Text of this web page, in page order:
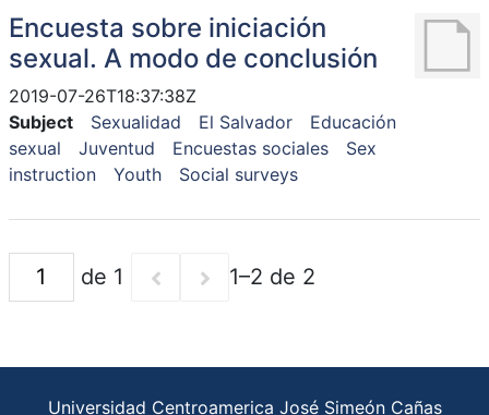
Encuesta sobre iniciación
sexual. A modo de conclusión
2019-07-26T18:37:38Z
Subject
Sexualidad El Salvador
Educación
sexual
Juventud Encuestas sociales
Sex
instruction
Youth Social surveys
de 1 1–2 de 2
Universidad Centroamerica José Simeón Cañas